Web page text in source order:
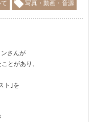
写真・動画・音源
さんが
とがあり、
ト｣を